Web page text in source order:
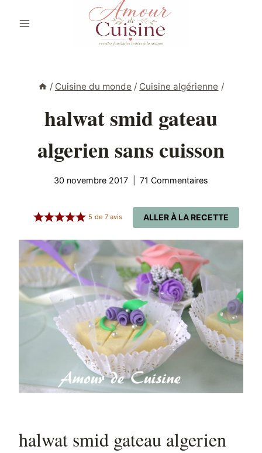
/ Cuisine du monde / Cuisine algérienne /
halwat smid gateau
algerien sans cuisson
30 novembre 2017 71 Commentaires
ALLER À LA RECETTE
5 de 7avis
halwat smid gateau algerien